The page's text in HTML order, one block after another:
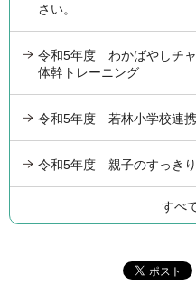
さい。
令和5年度 わかばやしチ
体幹トレーニング
令和5年度 若林小学校連携
令和5年度 親子のすっき
すべ